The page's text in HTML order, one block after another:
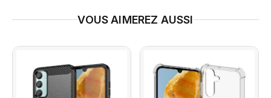
VOUS AIMEREZ AUSSI